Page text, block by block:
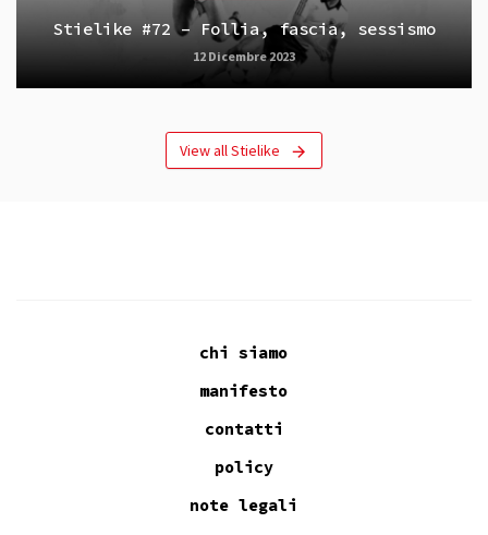
Stielike #72 – Follia, fascia, sessismo
12 Dicembre 2023
View all Stielike
chi siamo
manifesto
contatti
policy
note legali